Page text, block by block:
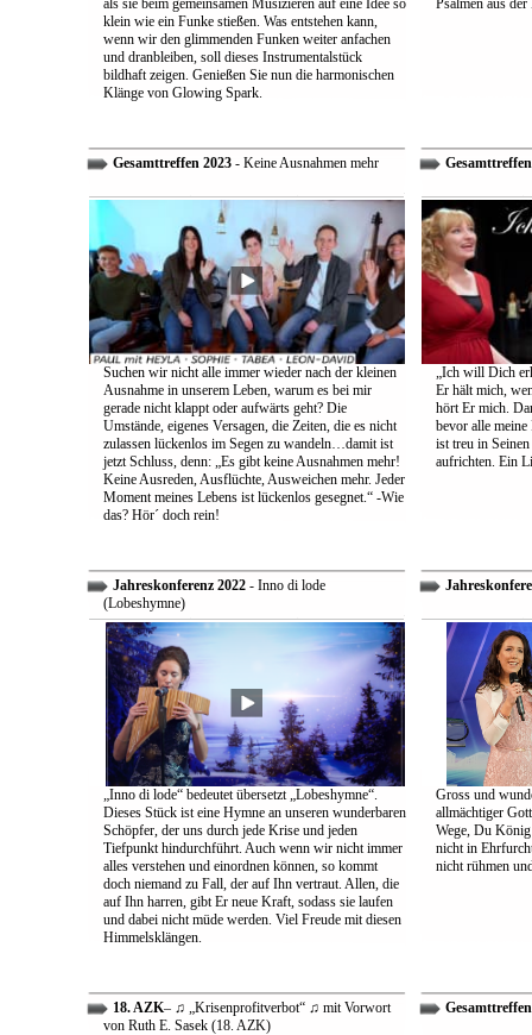
als sie beim gemeinsamen Musizieren auf eine Idee so
klein wie ein Funke stießen. Was entstehen kann,
wenn wir den glimmenden Funken weiter anfachen
und dranbleiben, soll dieses Instrumentalstück
bildhaft zeigen. Genießen Sie nun die harmonischen
Klänge von Glowing Spark.
Psalmen aus
Gesamttreffen 2023- Keine Ausnahmen mehr
Suchen wir nicht alle immer wieder nach der kleinen
Ausnahme in unserem Leben, warum es bei mir
gerade nicht klappt oder aufwärts geht? Die
Umstände, eigenes Versagen, die Zeiten, die es nicht
zulassen lückenlos im Segen zu wandeln…damit ist
jetzt Schluss, denn: „Es gibt keine Ausnahmen mehr!
Keine Ausreden, Ausflüchte, Ausweichen mehr. Jeder
Moment meines Lebens ist lückenlos gesegnet.“ -Wie
das? Hör´ doch rein!
„Ich will Dich
Er hält mich,
hört Er mich.
bevor alle
ist treu in
aufrichten. Ein
Jahreskonferenz 2022- Inno di lode
(Lobeshymne)
„Inno di lode“ bedeutet übersetzt „Lobeshymne“.
Dieses Stück ist eine Hymne an unseren wunderbaren
Schöpfer, der uns durch jede Krise und jeden
Tiefpunkt hindurchführt. Auch wenn wir nicht immer
alles verstehen und einordnen können, so kommt
doch niemand zu Fall, der auf Ihn vertraut. Allen, die
auf Ihn harren, gibt Er neue Kraft, sodass sie laufen
und dabei nicht müde werden. Viel Freude mit diesen
Himmelsklängen.
Gross und
allmächtiger
Wege, Du
nicht in
nicht rühmen
18. AZK– ♫ „Krisenprofitverbot“ ♫ mit Vorwort
von Ruth E. Sasek (18. AZK)